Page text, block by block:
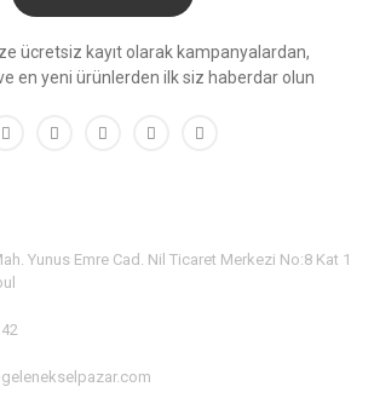
ücretsiz kayıt olarak kampanyalardan,
en yeni ürünlerden ilk siz haberdar olun
Yunus Emre Cad. Nil Ticaret Merkezi No:8 Kat 1